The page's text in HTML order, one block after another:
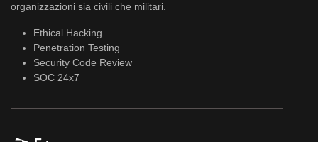
organizzazioni sia civili che militari.
Ethical Hacking
Penetration Testing
Security Code Review
SOC 24x7